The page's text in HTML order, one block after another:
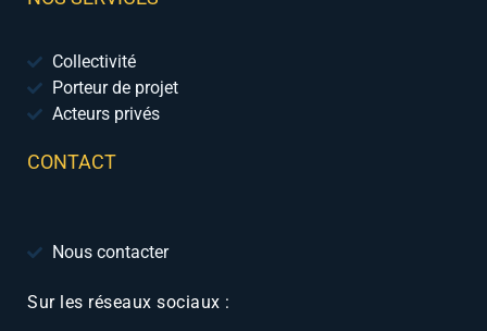
Collectivité
Porteur de projet
Acteurs privés
CONTACT
Nous contacter
Sur les réseaux sociaux :